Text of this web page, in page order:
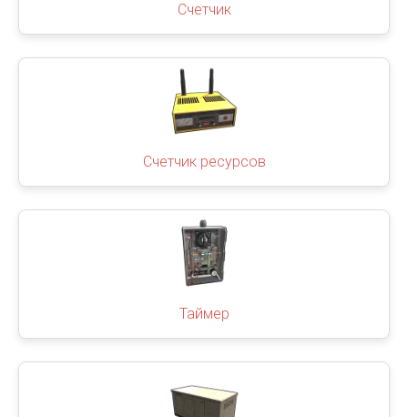
Счетчик
Счетчик ресурсов
Таймер